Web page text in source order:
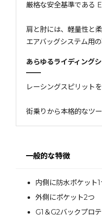
厳格な安全基準である
肩と肘には、軽量性と
エアバッグシステム用
あらゆるライディング
レーシングスピリット
街乗りから本格的なツ
一般的な特徴
内側に防水ポケット1
外側にポケット2つ
G1＆G2バックプロ